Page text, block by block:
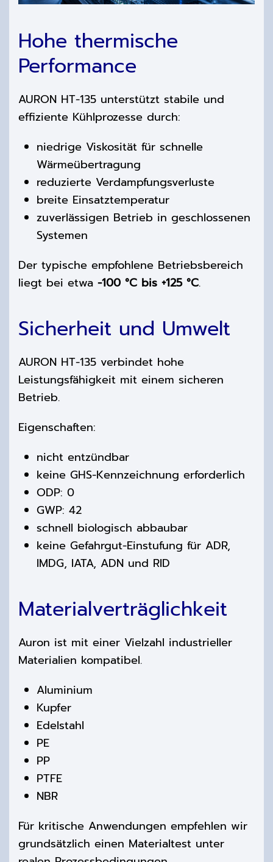
Hohe thermische
Performance
AURON HT-135 unterstützt stabile und
effiziente Kühlprozesse durch:
niedrige Viskosität für schnelle
Wärmeübertragung
reduzierte Verdampfungsverluste
breite Einsatztemperatur
zuverlässigen Betrieb in geschlossenen
Systemen
Der typische empfohlene Betriebsbereich
liegt bei etwa -100 °C bis +125 °C.
Sicherheit und Umwelt
AURON HT-135 verbindet hohe
Leistungsfähigkeit mit einem sicheren
Betrieb.
Eigenschaften:
nicht entzündbar
keine GHS-Kennzeichnung erforderlich
ODP: 0
GWP: 42
schnell biologisch abbaubar
keine Gefahrgut-Einstufung für ADR,
IMDG, IATA, ADN und RID
Materialverträglichkeit
Auron ist mit einer Vielzahl industrieller
Materialien kompatibel.
Aluminium
Kupfer
Edelstahl
PE
PP
PTFE
NBR
Für kritische Anwendungen empfehlen wir
grundsätzlich einen Materialtest unter